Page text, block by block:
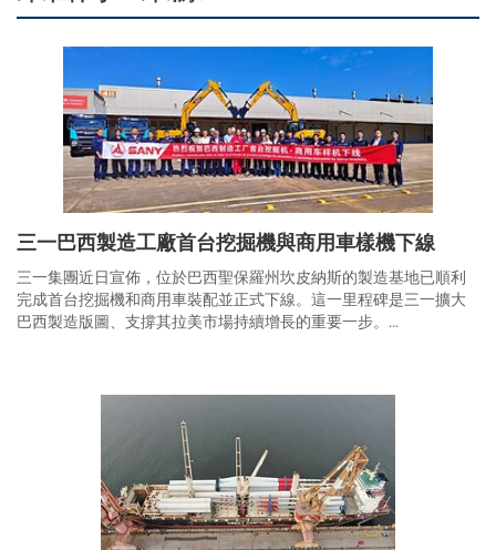
三一巴西製造工廠首台挖掘機與商用車樣機下線
三一集團近日宣佈，位於巴西聖保羅州坎皮納斯的製造基地已順利
完成首台挖掘機和商用車裝配並正式下線。這一里程碑是三一擴大
巴西製造版圖、支撐其拉美市場持續增長的重要一步。...